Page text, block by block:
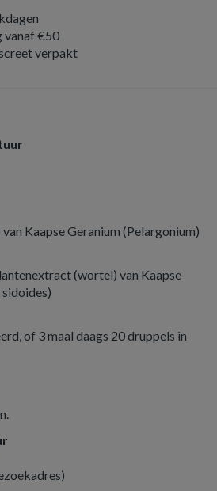
vanaf €50
verpakt
Kaapse Geranium (Pelargonium)
(wortel) van Kaapse
of 3 maal daags 20 druppels in